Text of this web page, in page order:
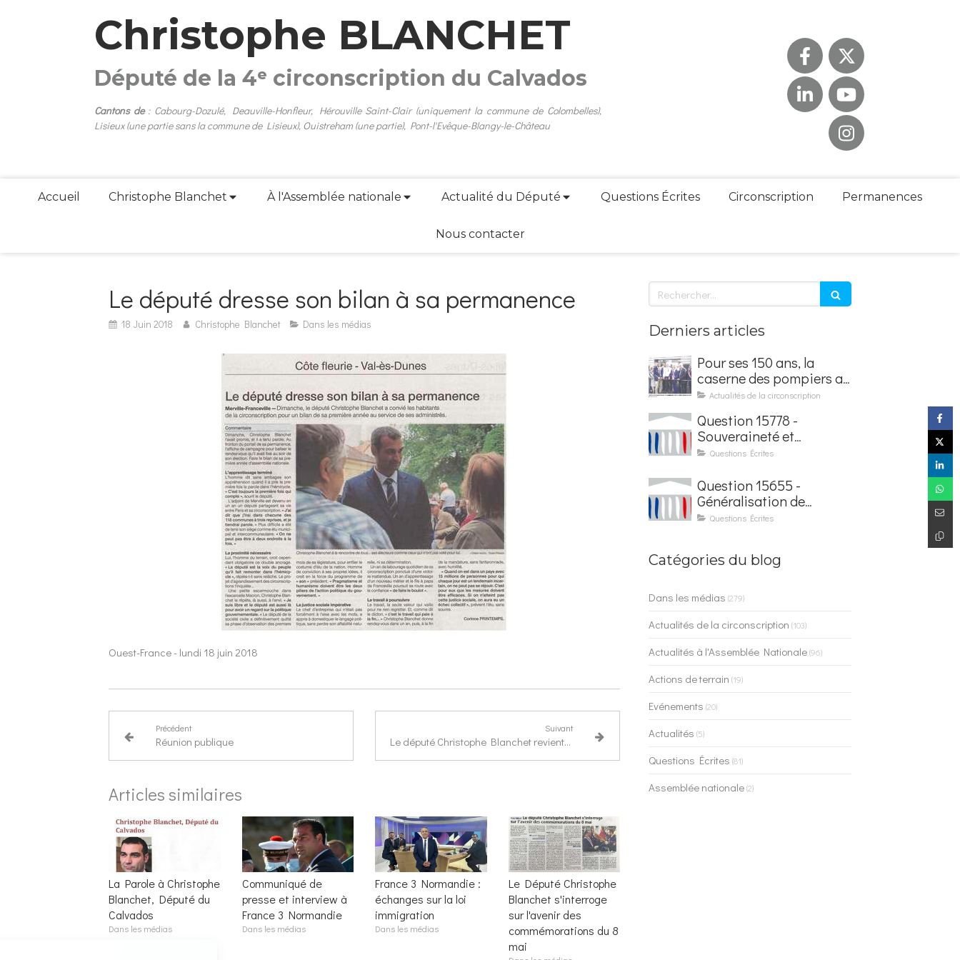
Christophe BLANCHET
Député de la 4ᵉ circonscription du Calvados
Cantons de : Cabourg-Dozulé, Deauville-Honfleur, Hérouville Saint-Clair (uniquement la commune de Colombelles),
Lisieux (une partie sans la commune de Lisieux), Ouistreham (une partie), Pont-l'Evêque-Blangy-le-Château
Accueil Christophe Blanchet À l'Assemblée nationale Actualité du Député Questions Écrites Circonscription Permanences
Nous contacter
Le député dresse son bilan à sa permanence
18 Juin 2018 Christophe Blanchet Dans les médias
Ouest-France - lundi 18 juin 2018
Précédent
Réunion publique
Suivant
Le député Christophe Blanchet revient sur "une année intense"
Articles similaires
La Parole à Christophe
Blanchet, Député du
Calvados
Dans les médias
Communiqué de
presse et interview à
France 3 Normandie
Dans les médias
France 3 Normandie :
échanges sur la loi
immigration
Dans les médias
Le Député Christophe
Blanchet s'interroge
sur l'avenir des
commémorations du 8
mai
Rechercher
Derniers articles
Pour ses 150 ans, la
caserne des pompiers a
été rénovée et baptisée
Courseaux
Actualités de la circonscription
Question 15778 -
Souveraineté et
sécurisation de la
Questions Écrites
Question 15655 -
Généralisation de
l'application France
Questions Écrites
Catégories du blog
Dans les médias (279)
Actualités de la circonscription (103)
Actualités à l'Assemblée Nationale(96)
Actions de terrain (19)
Evénements (20)
Actualités (5)
Questions Écrites (81)
Assemblée nationale(2)